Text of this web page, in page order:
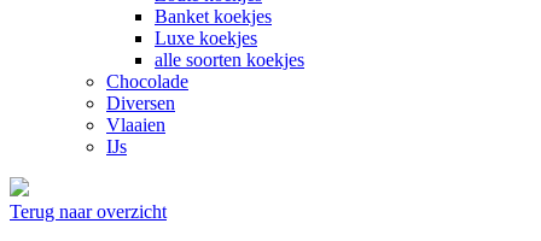
Banket koekjes
Luxe koekjes
alle soorten koekjes
Chocolade
Diversen
Vlaaien
IJs
Terug naar overzicht